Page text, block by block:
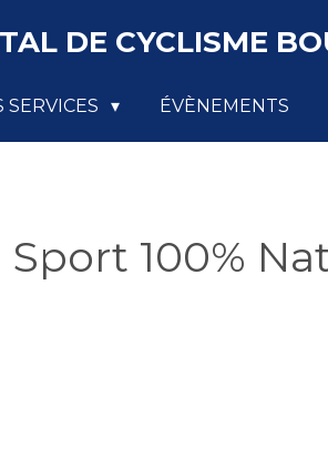
DE CYCLISME
SERVICES ÉVÈNEMENTS
100%